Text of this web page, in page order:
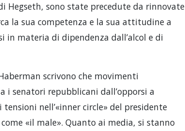
Hegseth, sono state precedute da rinnovate
la sua competenza e la sua attitudine a
materia di dipendenza dall’alcol e di
scrivono che movimenti
senatori repubblicani dall’opporsi a
tensioni nell’«inner circle» del presidente
«il male». Quanto ai media, si stanno